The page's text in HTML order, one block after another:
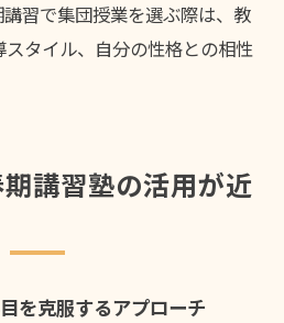
習で集団授業を選ぶ際は、教
タイル、自分の性格との相性
講習塾の活用が近
を克服するアプローチ